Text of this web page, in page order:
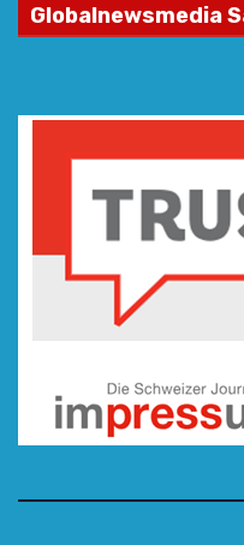
Globalnewsmedia